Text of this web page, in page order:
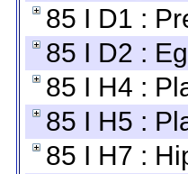
85 I D1 :
85 I D2 :
85 I H4 :
85 I H5 :
85 I H7 :